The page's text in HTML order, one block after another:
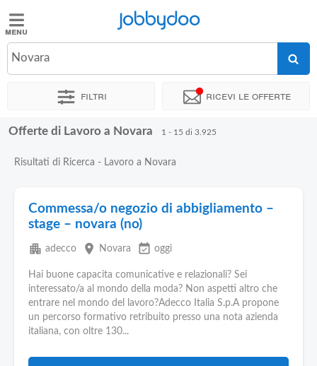
Jobbydoo
Offerte
Stipendi
Blog
Pubblica
Offerte
Jobbydoo
Novara
Filtri Ricevi le offerte
Offerte di Lavoro a Novara 1 - 15 di 3.925
Risultati di Ricerca - Lavoro a Novara
Commessa/o negozio di abbigliamento –
stage – novara (no)
apartment adecco place Novara event_available oggi
Hai buone capacita comunicative e relazionali? Sei
interessato/a al mondo della moda? Non aspetti altro che
entrare nel mondo del lavoro?Adecco Italia S.p.A propone
un percorso formativo retribuito presso una nota azienda
italiana, con oltre 130...